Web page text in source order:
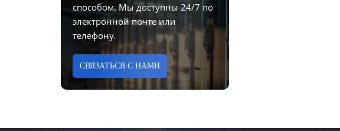
способом. Мы доступны 24/7 по
электронной почте или
телефону.
СВЯЗАТЬСЯ С НАМИ